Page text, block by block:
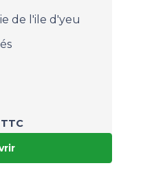
de l'ile d'yeu
TTC